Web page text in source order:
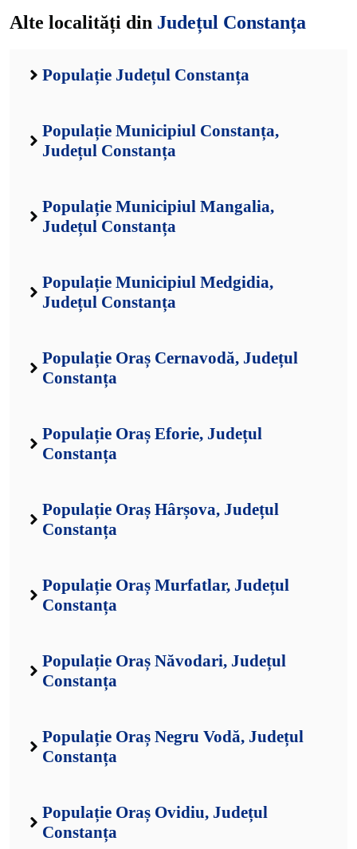
Alte localități din Județul Constanța
Populație Județul Constanța
Populație Municipiul Constanța,
Județul Constanța
Populație Municipiul Mangalia,
Județul Constanța
Populație Municipiul Medgidia,
Județul Constanța
Populație Oraș Cernavodă, Județul
Constanța
Populație Oraș Eforie, Județul
Constanța
Populație Oraș Hârșova, Județul
Constanța
Populație Oraș Murfatlar, Județul
Constanța
Populație Oraș Năvodari, Județul
Constanța
Populație Oraș Negru Vodă, Județul
Constanța
Populație Oraș Ovidiu, Județul
Constanța